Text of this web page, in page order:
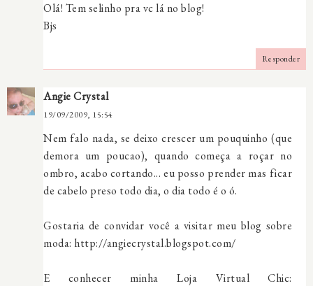
Olá! Tem selinho pra vc lá no blog!
Bjs
Responder
Angie Crystal
19/09/2009, 15:54
Nem falo nada, se deixo crescer um pouquinho (que
demora um poucao), quando começa a roçar no
ombro, acabo cortando... eu posso prender mas ficar
de cabelo preso todo dia, o dia todo é o ó.
Gostaria de convidar você a visitar meu blog sobre
moda: http://angiecrystal.blogspot.com/
E conhecer minha Loja Virtual Chic: